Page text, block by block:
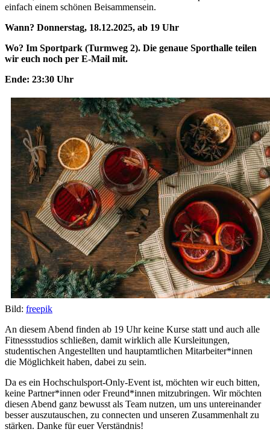
einfach einem schönen Beisammensein.
Wann? Donnerstag, 18.12.2025, ab 19 Uhr
Wo? Im Sportpark (Turmweg 2). Die genaue Sporthalle teilen
wir euch noch per E-Mail mit.
Ende: 23:30 Uhr
Bild: freepik
An diesem Abend finden ab 19 Uhr keine Kurse statt und auch alle
Fitnessstudios schließen, damit wirklich alle Kursleitungen,
studentischen Angestellten und hauptamtlichen Mitarbeiter*innen
die Möglichkeit haben, dabei zu sein.
Da es ein Hochschulsport-Only-Event ist, möchten wir euch bitten,
keine Partner*innen oder Freund*innen mitzubringen. Wir möchten
diesen Abend ganz bewusst als Team nutzen, um uns untereinander
besser auszutauschen, zu connecten und unseren Zusammenhalt zu
stärken. Danke für euer Verständnis!